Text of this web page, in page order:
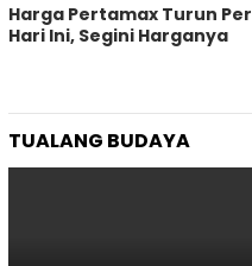
Harga Pertamax Turun Per
Hari Ini, Segini Harganya
TUALANG BUDAYA